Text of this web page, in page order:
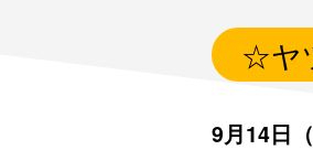
☆ヤ
9月14日